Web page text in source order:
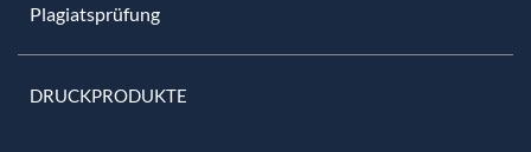
Plagiatsprüfung
DRUCKPRODUKTE